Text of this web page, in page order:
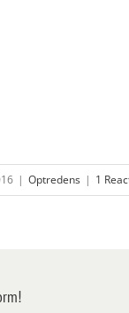
| Optredens | 1